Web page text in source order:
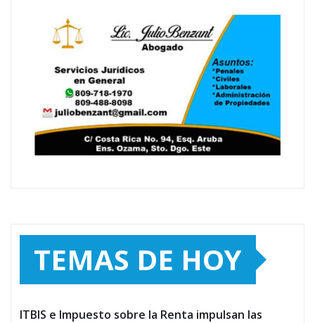
TEMAS DE HOY
ITBIS e Impuesto sobre la Renta impulsan las